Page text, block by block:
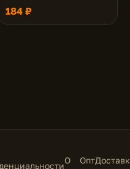
184 ₽
О
Опт